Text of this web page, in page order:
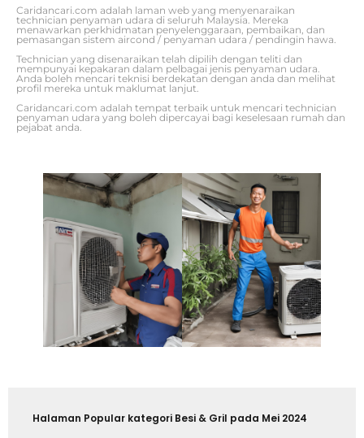
Caridancari.com adalah laman web yang menyenaraikan
technician penyaman udara di seluruh Malaysia. Mereka
menawarkan perkhidmatan penyelenggaraan, pembaikan, dan
pemasangan sistem aircond / penyaman udara / pendingin hawa.
Technician yang disenaraikan telah dipilih dengan teliti dan
mempunyai kepakaran dalam pelbagai jenis penyaman udara.
Anda boleh mencari teknisi berdekatan dengan anda dan melihat
profil mereka untuk maklumat lanjut.
Caridancari.com adalah tempat terbaik untuk mencari technician
penyaman udara yang boleh dipercayai bagi keselesaan rumah dan
pejabat anda.
Halaman Popular kategori Besi & Gril pada Mei 2024